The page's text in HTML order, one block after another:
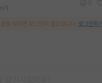
기
을 보려면 로그인이 필요합니다. 로그인하기